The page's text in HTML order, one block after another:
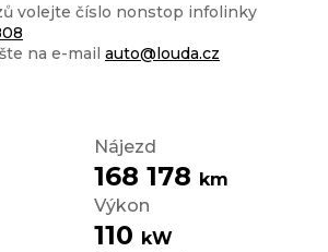
Nájezd
168 178 km
Výkon
110 kW
volejte číslo nonstop infolinky
na e-mail auto@louda.cz